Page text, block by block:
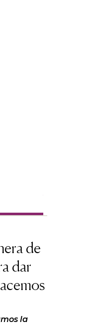
de
dar
la